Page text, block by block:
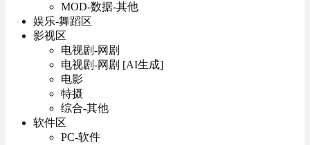
MOD-数据-其他
娱乐-舞蹈区
影视区
电视剧-网剧
电视剧-网剧 [AI生成]
电影
特摄
综合-其他
软件区
PC-软件